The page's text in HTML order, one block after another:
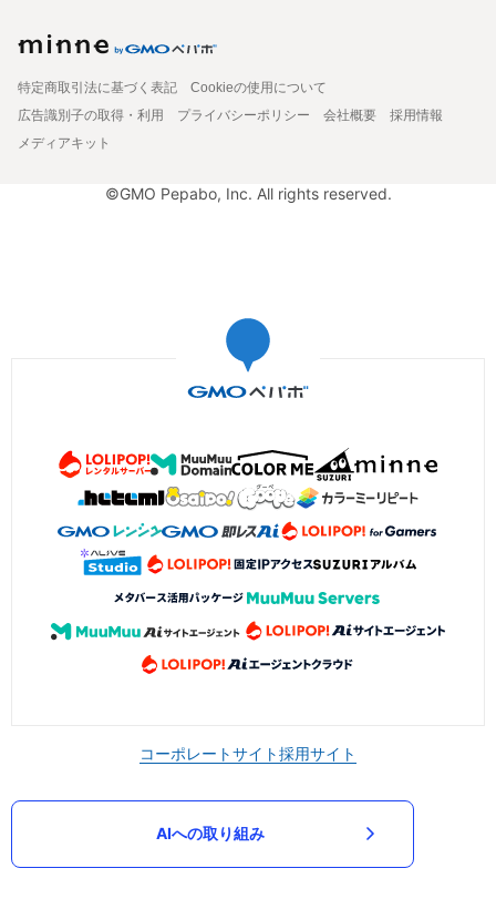
特定商取引法に基づく表記
Cookieの使用について
広告識別子の取得・利用
プライバシーポリシー 会社概要
採用情報
メディアキット
©GMO Pepabo, Inc. All rights reserved.
コーポレートサイト採用サイト
AIへの取り組み